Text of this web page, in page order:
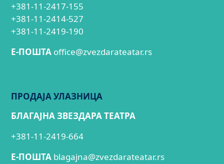
+381-11-2417-155
+381-11-2414-527
+381-11-2419-190
E-ПОШТА office@zvezdarateatar.rs
ПРОДАЈА УЛАЗНИЦА
БЛАГАЈНА ЗВЕЗДАРА ТЕАТРА
+381-11-2419-664
E-ПОШТА blagajna@zvezdarateatar.rs